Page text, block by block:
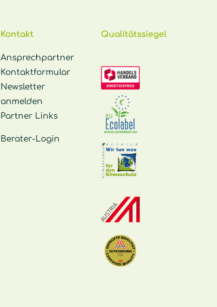
Kontakt
Ansprechpartner
Kontaktformular
Newsletter
anmelden
Partner Links
Berater-Login
Qualitätssiegel